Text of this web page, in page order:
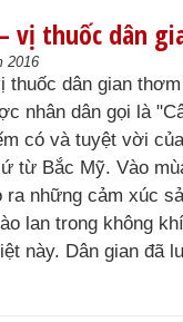
vị thuốc dân
2016
thuốc dân gian
nhân dân gọi là
có và tuyệt vời
từ Bắc Mỹ. Vào
ra những cảm xúc
lan trong không
này. Dân gian đã